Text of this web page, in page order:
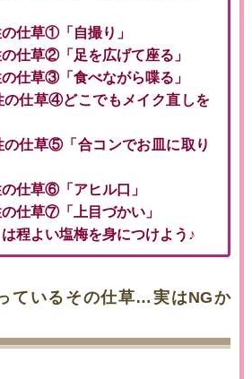
仕草①「自撮り」
仕草②「足を広げて座る」
仕草③「食べながら喋る」
仕草④どこでもメイク直しを
仕草⑤「合コンでお皿に取り
仕草⑥「アヒル口」
仕草⑦「上目づかい」
程よい塩梅を身につけよう♪
ているその仕草…実はNGか